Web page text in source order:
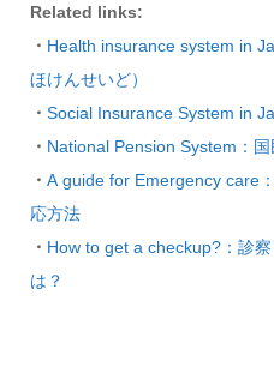
Related links:
・ Health insurance system in
ほけんせいど）
・ Social Insurance System in
・ National Pension System：
・ A guide for Emergency care
応方法
・ How to get a checkup?：診
は？